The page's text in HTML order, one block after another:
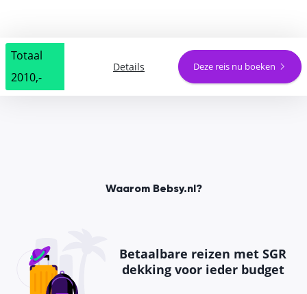
Totaal
2010,-
Details Deze reis nu boeken
Waarom Bebsy.nl?
Betaalbare reizen met SGR
dekking voor ieder budget